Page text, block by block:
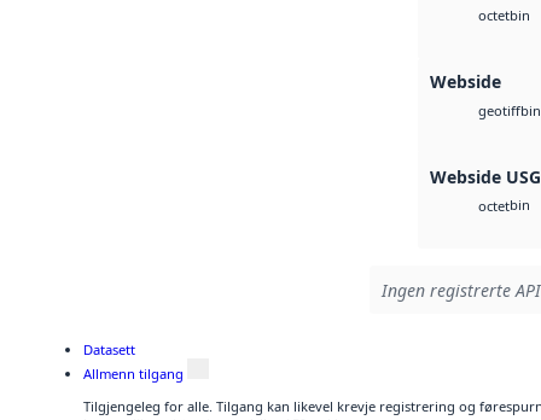
octetbin
Webside
geotiffbin
Webside
octetbin
Ingen registrerte
Datasett
Allmenn tilgang
Tilgjengeleg for alle. Tilgang kan likevel krevje registrering og